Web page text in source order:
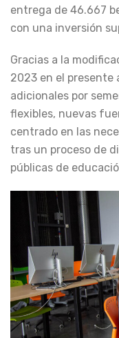
entrega de 46.667
con una inversión
Gracias a la
2023 en el presente
adicionales por
flexibles, nuevas
centrado en las
tras un proceso de
públicas de